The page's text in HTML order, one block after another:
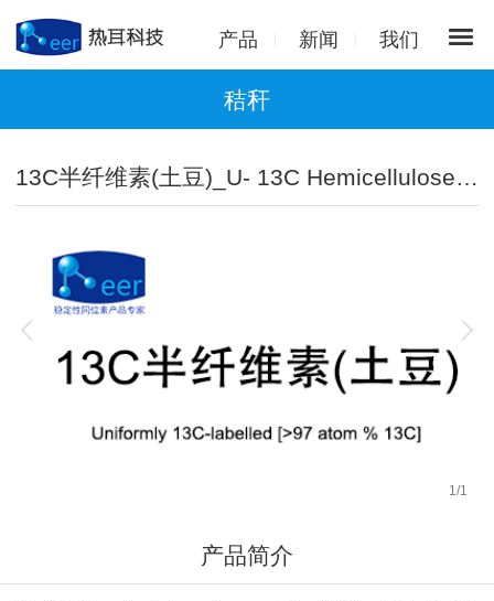
产品 新闻 我们
秸秆
13C半纤维素(土豆)_U- 13C Hemicellulose from potato
1 /1
产品简介